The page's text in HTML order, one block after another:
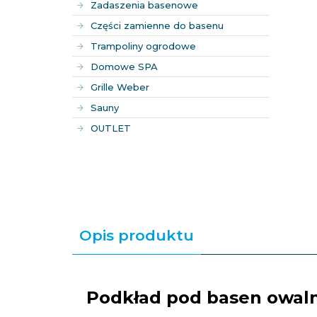
Zadaszenia basenowe
Części zamienne do basenu
Trampoliny ogrodowe
Domowe SPA
Grille Weber
Sauny
OUTLET
Opis produktu
Podkład pod basen